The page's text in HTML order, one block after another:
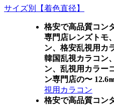
サイズ別【着色直径】
格安で高品質コン
専門店レンズトモ
ン、格安乱視用カ
韓国乱視カラコン
ン、乱視用カラー
ン専門店の〜 12.6
視用カラコン
格安で高品質コン